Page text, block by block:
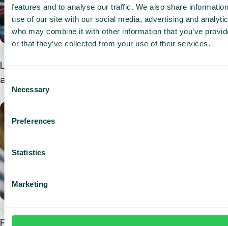
features and to analyse our traffic. We also share
use of our site with our social media, advertising and
who may combine it with other information that you’ve
or that they’ve collected from your use of their services.
Consent
Selection
Necessary
Preferences
Statistics
Marketing
Loxodonta kaksinkertaisti liiketoimintansa Telavoxin
ansiosta.
Puhelimen ostaminen työpaikalta – mitä sovelletaan?